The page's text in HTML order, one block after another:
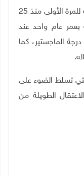
وبعد الإفراج عنه، التقى الريماوي بعائلته للمرة الأولى منذ 25
بعمر عام واحد عند
الماجستير، كما
.
تسلط الضوء على
الطويلة من